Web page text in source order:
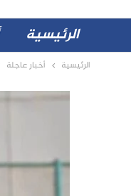
الرئيسية
الرئيسية أخبار عاجلة